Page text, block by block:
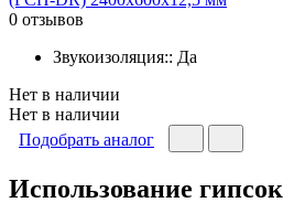
0 отзывов
Звукоизоляция:: Да
Нет в наличии
Нет в наличии
Подобрать аналог
Использование